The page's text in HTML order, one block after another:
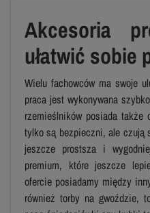
Akcesoria
ułatwić sobie
Wielu fachowców ma swoje
praca jest wykonywana
rzemieślników posiada
tylko są bezpieczni, ale czują
jeszcze prostsza i
premium, które jeszcze
ofercie posiadamy między
również torby na gwoździe,